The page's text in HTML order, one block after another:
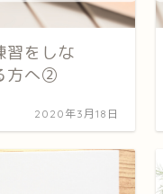
習をしな
方へ②
2020年3月18日